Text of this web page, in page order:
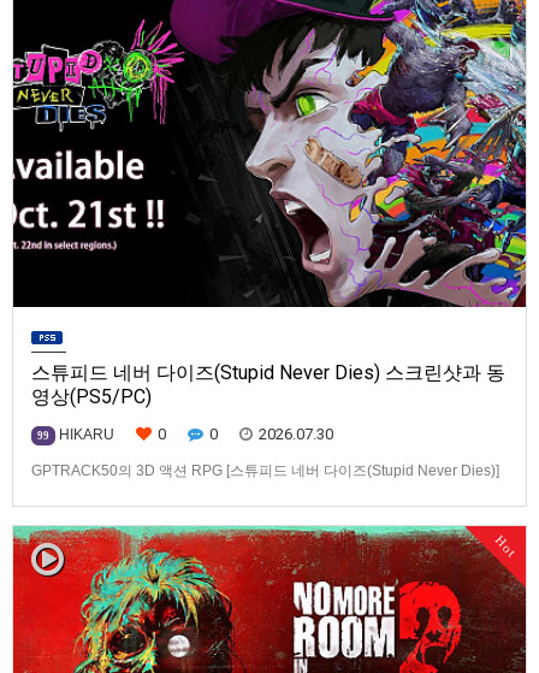
스튜피드 네버 다이즈(Stupid Never Dies) 스크린샷과 동
영상(PS5/PC)
99 HIKARU 0 0 2026.07.30
GPTRACK50의 3D 액션 RPG [스튜피드 네버 다이즈(Stupid Never Dies)]
Hot